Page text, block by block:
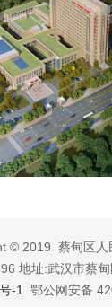
© 2019 蔡甸区人
地址:武汉市蔡
-1
鄂公网安备